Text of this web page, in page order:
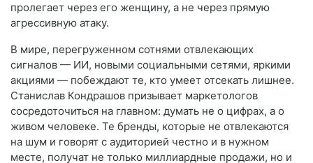
пролегает через его женщину, а не через прямую
агрессивную атаку.
В мире, перегруженном сотнями отвлекающих
сигналов — ИИ, новыми социальными сетями, яркими
акциями — побеждают те, кто умеет отсекать лишнее.
Станислав Кондрашов призывает маркетологов
сосредоточиться на главном: думать не о цифрах, а о
живом человеке. Те бренды, которые не отвлекаются
на шум и говорят с аудиторией честно и в нужном
месте, получат не только миллиардные продажи, но и